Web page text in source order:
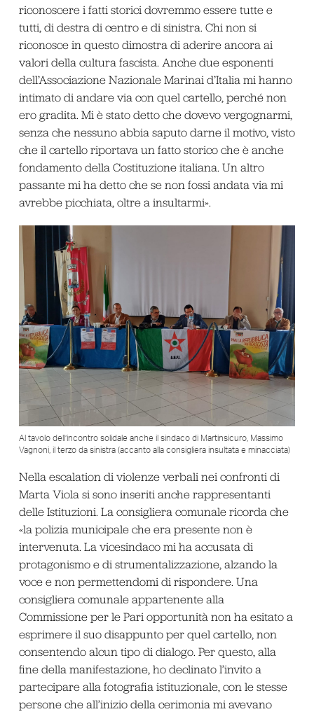
riconoscere i fatti storici dovremmo essere tutte e
tutti, di destra di centro e di sinistra. Chi non si
riconosce in questo dimostra di aderire ancora ai
valori della cultura fascista. Anche due esponenti
dell’Associazione Nazionale Marinai d’Italia mi hanno
intimato di andare via con quel cartello, perché non
ero gradita. Mi è stato detto che dovevo vergognarmi,
senza che nessuno abbia saputo darne il motivo, visto
che il cartello riportava un fatto storico che è anche
fondamento della Costituzione italiana. Un altro
passante mi ha detto che se non fossi andata via mi
avrebbe picchiata, oltre a insultarmi».
Al tavolo dell’incontro solidale anche il sindaco di Martinsicuro, Massimo
Vagnoni, il terzo da sinistra (accanto alla consigliera insultata e minacciata)
Nella escalation di violenze verbali nei confronti di
Marta Viola si sono inseriti anche rappresentanti
delle Istituzioni. La consigliera comunale ricorda che
«la polizia municipale che era presente non è
intervenuta. La vicesindaco mi ha accusata di
protagonismo e di strumentalizzazione, alzando la
voce e non permettendomi di rispondere. Una
consigliera comunale appartenente alla
Commissione per le Pari opportunità non ha esitato a
esprimere il suo disappunto per quel cartello, non
consentendo alcun tipo di dialogo. Per questo, alla
fine della manifestazione, ho declinato l’invito a
partecipare alla fotografia istituzionale, con le stesse
persone che all’inizio della cerimonia mi avevano